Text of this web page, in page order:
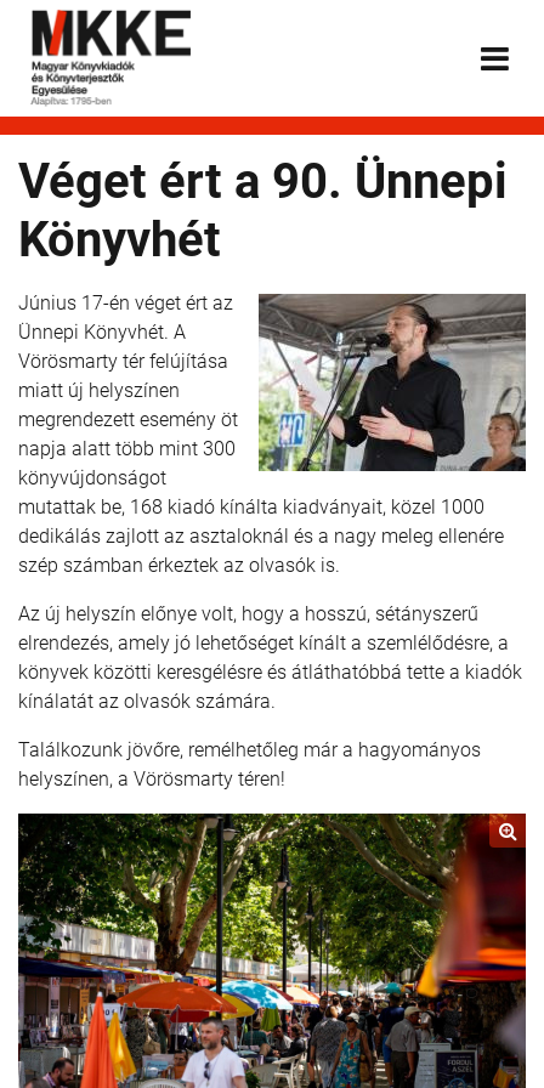
Véget ért a 90. Ünnepi
Könyvhét
Június 17-én véget ért az
Ünnepi Könyvhét. A
Vörösmarty tér felújítása
miatt új helyszínen
megrendezett esemény öt
napja alatt több mint 300
könyvújdonságot
mutattak be, 168 kiadó kínálta kiadványait, közel 1000
dedikálás zajlott az asztaloknál és a nagy meleg ellenére
szép számban érkeztek az olvasók is.
Az új helyszín előnye volt, hogy a hosszú, sétányszerű
elrendezés, amely jó lehetőséget kínált a szemlélődésre, a
könyvek közötti keresgélésre és átláthatóbbá tette a kiadók
kínálatát az olvasók számára.
Találkozunk jövőre, remélhetőleg már a hagyományos
helyszínen, a Vörösmarty téren!